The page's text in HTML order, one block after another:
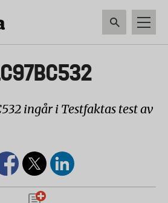
ingår i Testfaktas test av